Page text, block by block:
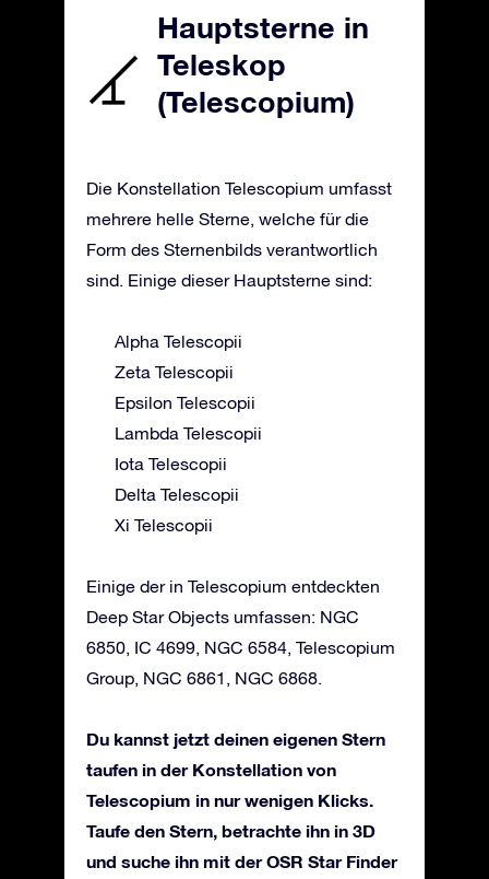
Hauptsterne in
Teleskop
(Telescopium)
Die Konstellation Telescopium umfasst
mehrere helle Sterne, welche für die
Form des Sternenbilds verantwortlich
sind. Einige dieser Hauptsterne sind:
Alpha Telescopii
Zeta Telescopii
Epsilon Telescopii
Lambda Telescopii
Iota Telescopii
Delta Telescopii
Xi Telescopii
Einige der in Telescopium entdeckten
Deep Star Objects umfassen: NGC
6850, IC 4699, NGC 6584, Telescopium
Group, NGC 6861, NGC 6868.
Du kannst jetzt deinen eigenen Stern
taufen in der Konstellation von
Telescopium in nur wenigen Klicks.
Taufe den Stern, betrachte ihn in 3D
und suche ihn mit der OSR Star Finder